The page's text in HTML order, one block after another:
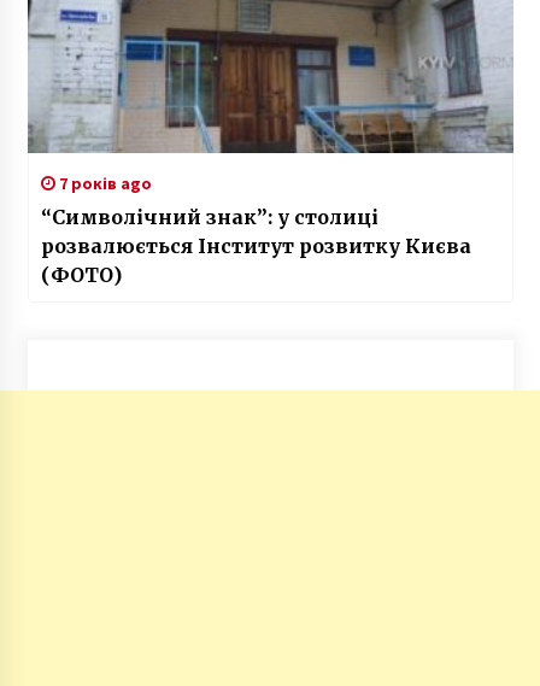
7 років ago
“Символічний знак”: у столиці
розвалюється Інститут розвитку Києва
(ФОТО)